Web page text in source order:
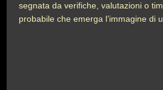
segnata da verifiche, valutazioni o
probabile che emerga l’immagine di